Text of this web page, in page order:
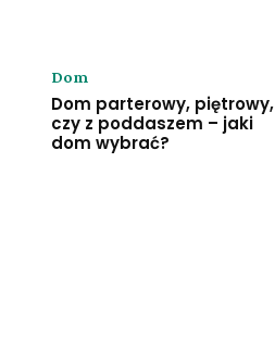
Dom
Dom parterowy, piętrowy,
czy z poddaszem – jaki
dom wybrać?